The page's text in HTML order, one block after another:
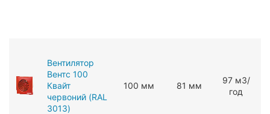
Вентилятор
Вентс 100
Квайт
червоний (RAL
3013)
100 мм 81 мм
97 мЗ/
год